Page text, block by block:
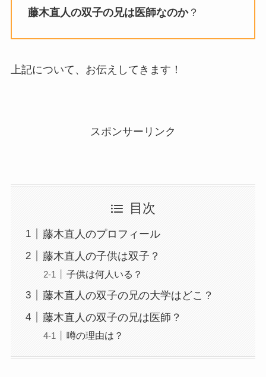
藤木直人の双子の兄は医師なのか？
上記について、お伝えしてきます！
スポンサーリンク
目次
藤木直人のプロフィール
藤木直人の子供は双子？
子供は何人いる？
藤木直人の双子の兄の大学はどこ？
藤木直人の双子の兄は医師？
噂の理由は？